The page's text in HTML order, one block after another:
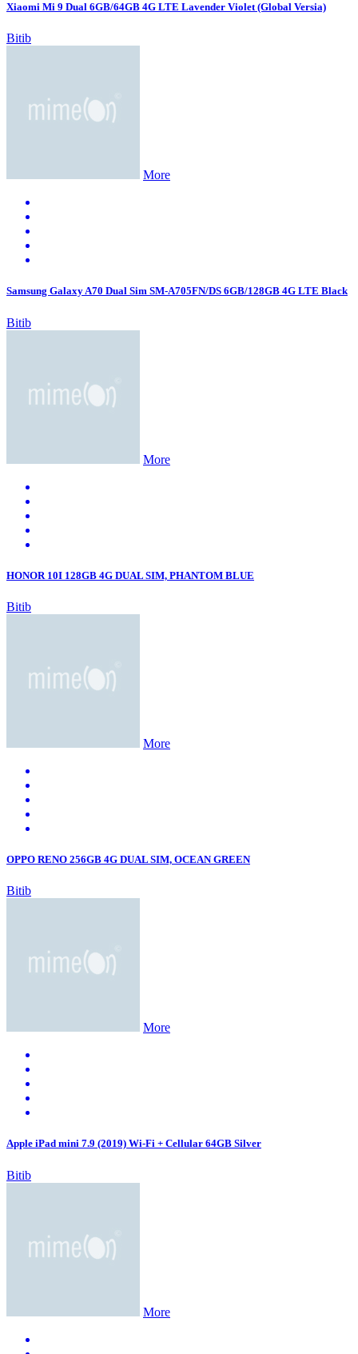
Xiaomi Mi 9 Dual 6GB/64GB 4G LTE Lavender Violet (Global Versia)
Bitib
More
Samsung Galaxy A70 Dual Sim SM-A705FN/DS 6GB/128GB 4G LTE Black
Bitib
More
HONOR 10I 128GB 4G DUAL SIM, PHANTOM BLUE
Bitib
More
OPPO RENO 256GB 4G DUAL SIM, OCEAN GREEN
Bitib
More
Apple iPad mini 7.9 (2019) Wi-Fi + Cellular 64GB Silver
Bitib
More